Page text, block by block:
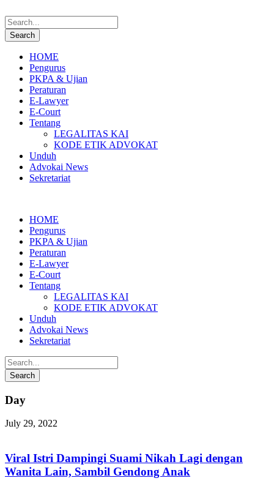
HOME
Pengurus
PKPA & Ujian
Peraturan
E-Lawyer
E-Court
Tentang
LEGALITAS KAI
KODE ETIK ADVOKAT
Unduh
Advokai News
Sekretariat
HOME
Pengurus
PKPA & Ujian
Peraturan
E-Lawyer
E-Court
Tentang
LEGALITAS KAI
KODE ETIK ADVOKAT
Unduh
Advokai News
Sekretariat
Day
July 29, 2022
Viral Istri Dampingi Suami Nikah Lagi dengan
Wanita Lain, Sambil Gendong Anak